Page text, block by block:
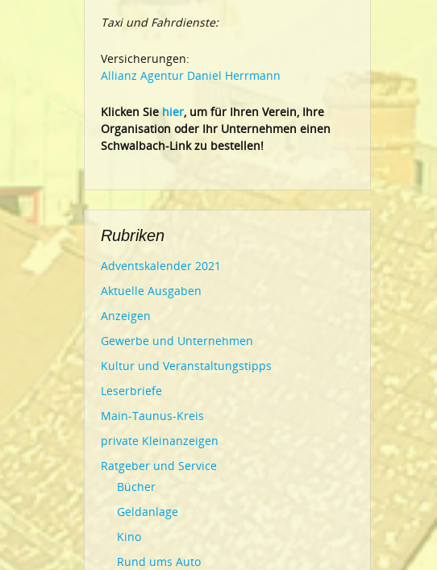
Taxi und Fahrdienste:
Versicherungen:
Allianz Agentur Daniel Herrmann
Klicken Siehier, um für Ihren Verein, Ihre
Organisation oder Ihr Unternehmen einen
Schwalbach-Link zu bestellen!
Rubriken
Adventskalender 2021
Aktuelle Ausgaben
Anzeigen
Gewerbe und Unternehmen
Kultur und Veranstaltungstipps
Leserbriefe
Main-Taunus-Kreis
private Kleinanzeigen
Ratgeber und Service
Bücher
Geldanlage
Kino
Rund ums Auto